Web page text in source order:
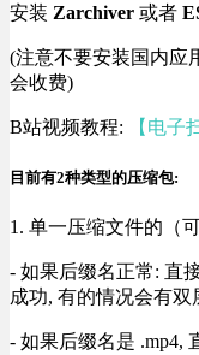
安装 Zarchiver 或者
(注意不要安装国内应
会收费)
B站视频教程: 【电子
目前有2种类型的压缩包:
1. 单一压缩文件的（
- 如果后缀名正常: 直
成功, 有的情况会有
- 如果后缀名是 .mp4,